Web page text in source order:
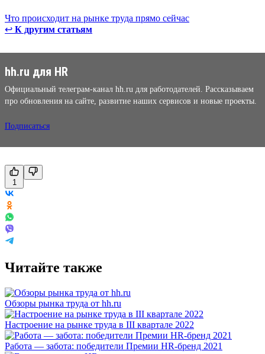
Что происходит на рынке труда прямо сейчас
↩ К другим статьям
hh.ru для HR
Официальный телеграм-канал hh.ru для работодателей. Рассказываем
про обновления на сайте, развитие наших сервисов и новые проекты.
Подписаться
1
Читайте также
Обзоры рынка труда от hh.ru
Настроение на рынке труда в III квартале 2022
Работа — забота: победители Премии HR-бренд 2021